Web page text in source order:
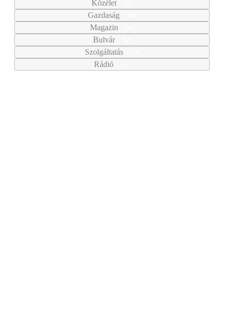
Közélet
Gazdaság
Magazin
Bulvár
Szolgáltatás
Rádió